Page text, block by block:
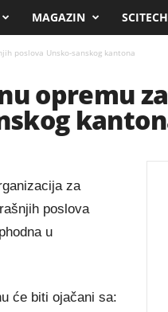
MAGAZIN SCITECH
poslova Unsko-sanskog kantona
opremu
za
poslova
u
će biti ojačani sa: